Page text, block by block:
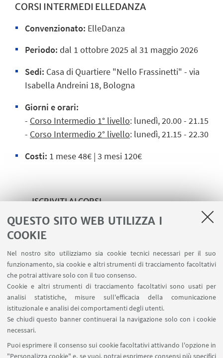
QUESTO SITO WEB UTILIZZA I
COOKIE
Nel nostro sito utilizziamo sia cookie tecnici necessari per il suo
funzionamento, sia cookie e altri strumenti di tracciamento facoltativi
che potrai attivare solo con il tuo consenso.
Cookie e altri strumenti di tracciamento facoltativi sono usati per
analisi statistiche, misure sull'efficacia della comunicazione
istituzionale e analisi dei comportamenti degli utenti.
Se chiudi questo banner continuerai la navigazione solo con i cookie
necessari.
Puoi esprimere il consenso sui cookie facoltativi attivando l'opzione in
"Personalizza cookie" e, se vuoi, potrai esprimere consensi più specifici
CORSI INTERMEDI ELLEDANZA
Convenzionato: ElleDanza
Periodo: dal 1 ottobre2025 al 31 maggio 2026
Sedi: Casa di Quartiere "Nello Frassinetti" - via
Isabella Andreini 18, Bologna
Giorni e orari:
- Corso Intermedio 1° livello: lunedì, 20.00 - 21.15
- Corso Intermedio 2° livello: lunedì, 21.15 - 22.30
Costi: 1 mese 48€ | 3 mesi 120€
ISCRIVITI AI CORSI
➡️ Iscriviti ai corsi principianti - ElleDanza
➡️ Iscriviti presso le nostre segreterie
IN EVIDENZA
🪪 Fai la tessera CUSB
🌀 Torna alla pagina dei corsi